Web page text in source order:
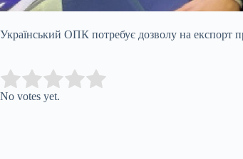
Український ОПК потребує дозволу на експорт
Rate this item:
No votes yet.